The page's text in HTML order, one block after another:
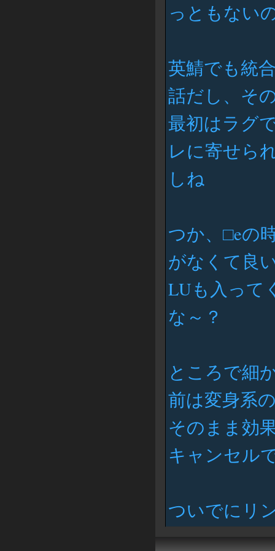
っともない
英鯖でも統
話だし、そ
最初はラグ
レに寄せら
しね
つか、□eの
がなくて良
LUも入って
な～？
ところで細
前は変身系
そのまま効
キャンセル
ついでにリ